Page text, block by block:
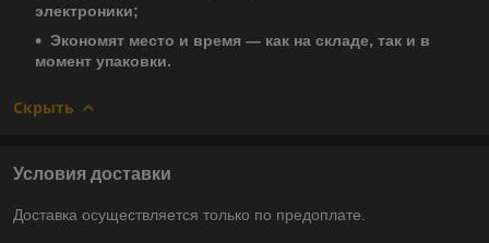
электроники;
Экономят место и время — как на складе, так и в
момент упаковки.
Скрыть
Условия доставки
Доставка осуществляется только по предоплате.